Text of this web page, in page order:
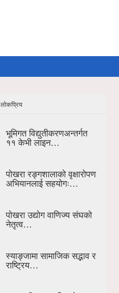
लोकप्रिय
भूमिगत विद्युतीकरणअन्तर्गत
११ केभी लाइन…
पोखरा रङ्गशालाको वृक्षारोपण
अभियानलाई सहयोगः…
पोखरा उद्योग वाणिज्य संघको
नेतृत्व…
स्याङ्जामा सामाजिक सद्भाव र
राष्ट्रिय…